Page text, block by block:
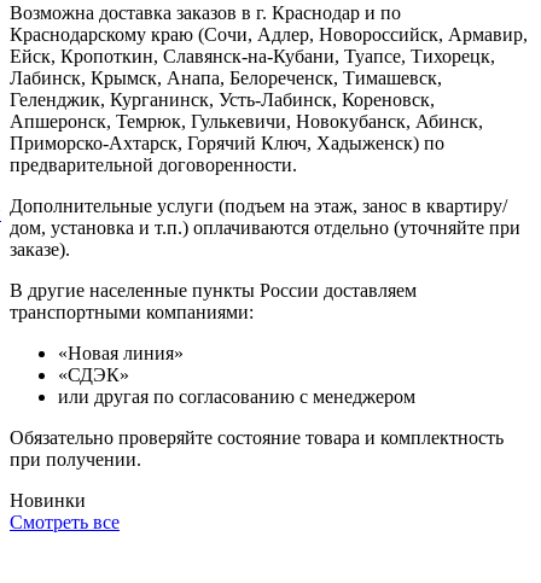
Возможна доставка заказов в г. Краснодар и по
Краснодарскому краю (Сочи, Адлер, Новороссийск, Армавир,
Ейск, Кропоткин, Славянск-на-Кубани, Туапсе, Тихорецк,
Лабинск, Крымск, Анапа, Белореченск, Тимашевск,
Геленджик, Курганинск, Усть-Лабинск, Кореновск,
Апшеронск, Темрюк, Гулькевичи, Новокубанск, Абинск,
Приморско-Ахтарск, Горячий Ключ, Хадыженск) по
предварительной договоренности.
Дополнительные услуги (подъем на этаж, занос в квартиру/
дом, установка и т.п.) оплачиваются отдельно (уточняйте при
заказе).
В другие населенные пункты России доставляем
транспортными компаниями:
«Новая линия»
«СДЭК»
или другая по согласованию с менеджером
Обязательно проверяйте состояние товара и комплектность
при получении.
Новинки
Смотреть все